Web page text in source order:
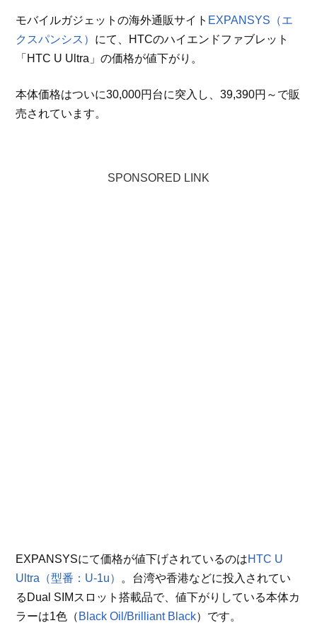
モバイルガジェットの海外通販サイト EXPANSYS（エ
クスパンシス） にて、HTCのハイエンドファブレット
「HTC U Ultra」の価格が値下がり。
本体価格はついに30,000円台に突入し、39,390円～で販
売されています。
SPONSORED LINK
EXPANSYSにて価格が値下げされているのはHTC U
Ultra（型番：U-1u） 。台湾や香港などに投入されてい
るDual SIMスロット搭載品で、値下がりしている本体カ
ラーは1色（ Black Oil/Brilliant Black）です。